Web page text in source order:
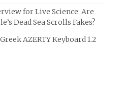
for Live Science: Are
Dead Sea Scrolls Fakes?
Greek AZERTY Keyboard 1.2